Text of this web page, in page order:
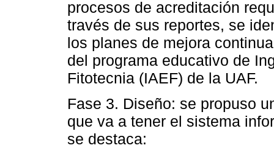
procesos de acreditación
través de sus reportes, se
los planes de mejora
del programa educativo de
Fitotecnia (IAEF) de la UAF.
Fase 3. Diseño: se propuso
que va a tener el sistema
se destaca: